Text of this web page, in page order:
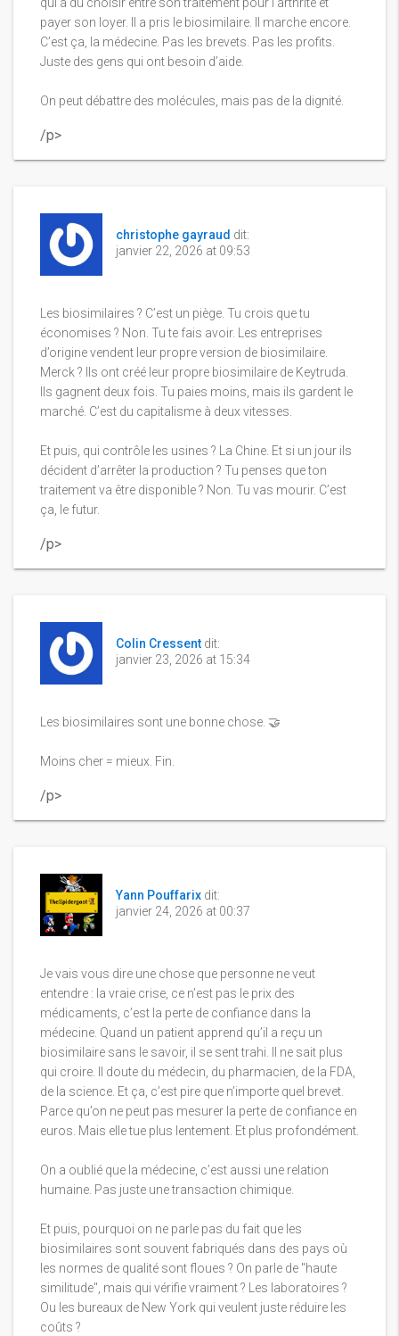
payer son loyer. Il a pris le biosimilaire. Il marche encore.
C’est ça, la médecine. Pas les brevets. Pas les profits.
Juste des gens qui ont besoin d’aide.
On peut débattre des molécules, mais pas de la dignité.
/p>
christophe gayraud dit:
janvier 22, 2026 at 09:53
Les biosimilaires ? C’est un piège. Tu crois que tu
économises ? Non. Tu te fais avoir. Les entreprises
d’origine vendent leur propre version de biosimilaire.
Merck ? Ils ont créé leur propre biosimilaire de Keytruda.
Ils gagnent deux fois. Tu paies moins, mais ils gardent le
marché. C’est du capitalisme à deux vitesses.
Et puis, qui contrôle les usines ? La Chine. Et si un jour ils
décident d’arrêter la production ? Tu penses que ton
traitement va être disponible ? Non. Tu vas mourir. C’est
ça, le futur.
/p>
Colin Cressent dit:
janvier 23, 2026 at 15:34
Les biosimilaires sont une bonne chose. 🤝
Moins cher = mieux. Fin.
/p>
Yann Pouffarix dit:
janvier 24, 2026 at 00:37
Je vais vous dire une chose que personne ne veut
entendre : la vraie crise, ce n’est pas le prix des
médicaments, c’est la perte de confiance dans la
médecine. Quand un patient apprend qu’il a reçu un
biosimilaire sans le savoir, il se sent trahi. Il ne sait plus
qui croire. Il doute du médecin, du pharmacien, de la FDA,
de la science. Et ça, c’est pire que n’importe quel brevet.
Parce qu’on ne peut pas mesurer la perte de confiance en
euros. Mais elle tue plus lentement. Et plus profondément.
On a oublié que la médecine, c’est aussi une relation
humaine. Pas juste une transaction chimique.
Et puis, pourquoi on ne parle pas du fait que les
biosimilaires sont souvent fabriqués dans des pays où
les normes de qualité sont floues ? On parle de "haute
similitude", mais qui vérifie vraiment ? Les laboratoires ?
Ou les bureaux de New York qui veulent juste réduire les
coûts ?